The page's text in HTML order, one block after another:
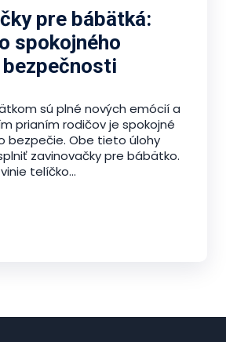
pre bábätká:
spokojného
bezpečnosti
sú plné nových emócií a
prianím rodičov je spokojné
bezpečie. Obe tieto úlohy
zavinovačky pre bábätko.
telíčko...